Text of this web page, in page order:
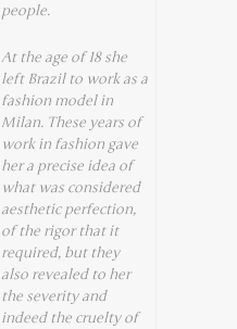
people.
At the age of 18 she
left Brazil to work as a
fashion model in
Milan. These years of
work in fashion gave
her a precise idea of
what was considered
aesthetic perfection,
of the rigor that it
required, but they
also revealed to her
the severity and
indeed the cruelty of